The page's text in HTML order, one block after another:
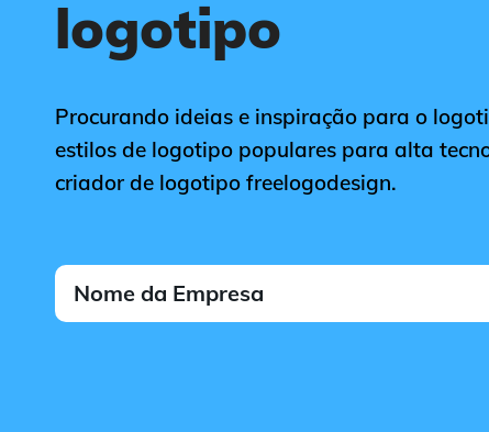
logotipo
Procurando ideias e inspiração para o
estilos de logotipo populares para alta
criador de logotipo freelogodesign.